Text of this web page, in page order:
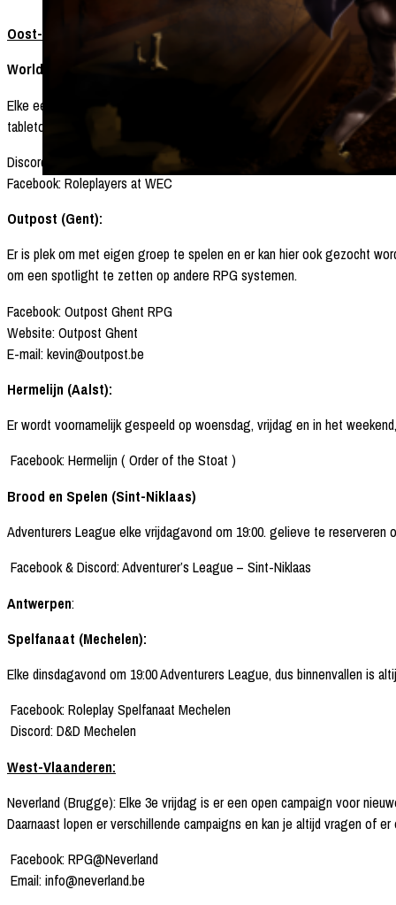
Oost-Vlaanderen:
Worlds’ End Comics (Gent):
Elke eerste en derde woensdag van de maand en elke derde zaterdag
tabletop/boardgames te spelen. Roleplayers krijgen bij aankoop van 4
Discord & Facebook: D&D Gent
Facebook: Roleplayers at WEC
Outpost (Gent):
Er is plek om met eigen groep te spelen en er kan hier ook gezocht
om een spotlight te zetten op andere RPG systemen.
Facebook: Outpost Ghent RPG
Website: Outpost Ghent
E-mail: kevin@outpost.be
Hermelijn (Aalst):
Er wordt voornamelijk gespeeld op woensdag, vrijdag en in het
Facebook: Hermelijn ( Order of the Stoat )
Brood en Spelen (Sint-Niklaas)
Adventurers League elke vrijdagavond om 19:00. gelieve te
Facebook & Discord: Adventurer’s League – Sint-Niklaas
Antwerpen:
Spelfanaat (Mechelen):
Elke dinsdagavond om 19:00 Adventurers League, dus binnenvallen is
Facebook: Roleplay Spelfanaat Mechelen
Discord: D&D Mechelen
West-Vlaanderen:
Neverland (Brugge): Elke 3e vrijdag is er een open campaign voor
Daarnaast lopen er verschillende campaigns en kan je altijd vragen of
Facebook: RPG@Neverland
Email: info@neverland.be